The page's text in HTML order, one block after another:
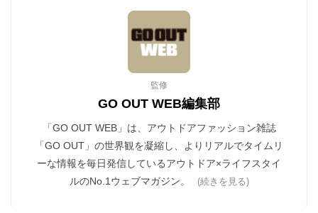
監修
GO OUT WEB編集部
「GO OUT WEB」は、アウトドアファッション雑誌
「GO OUT」の世界観を凝縮し、よりリアルでタイムリ
ーな情報を毎日発信しているアウトドア×ライフスタイ
ルのNo.1ウェブマガジン。
(続きを見る)